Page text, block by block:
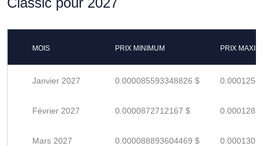
MOIS PRIX MINIMUM PRIX
Janvier 2027 0.000085593348826 $
Février 2027 0.0000872712167 $
Mars 2027 0.000088893604469 $